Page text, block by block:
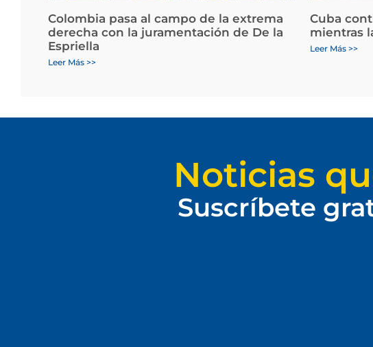
Colombia pasa al campo de la extrema
derecha con la juramentación de De la
Espriella
Leer Más >>
Cuba
mientras
Leer Más >>
Noticias
Suscríbete